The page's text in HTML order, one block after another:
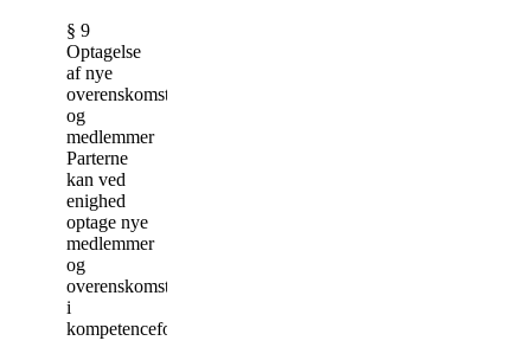
§ 9
Optagelse
af nye
overenskomster
og
medlemmer
Parterne
kan ved
enighed
optage nye
medlemmer
og
overenskomstområder
i
kompetencefonden.